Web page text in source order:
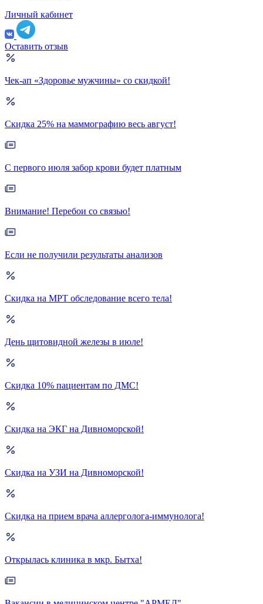
Личный кабинет
Оставить отзыв
Чек-ап «Здоровье мужчины» со скидкой!
Скидка 25% на маммографию весь август!
С первого июля забор крови будет платным
Внимание! Перебои со связью!
Если не получили результаты анализов
Скидка на МРТ обследование всего тела!
День щитовидной железы в июле!
Скидка 10% пациентам по ДМС!
Скидка на ЭКГ на Дивноморской!
Скидка на УЗИ на Дивноморской!
Скидка на прием врача аллерголога-иммунолога!
Открылась клиника в мкр. Бытха!